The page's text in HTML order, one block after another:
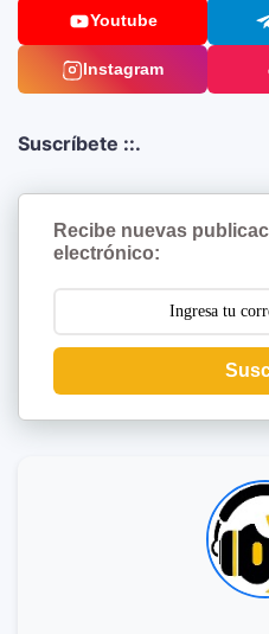
Youtube
Instagram
Suscríbete ::.
Recibe nuevas
electrónico: